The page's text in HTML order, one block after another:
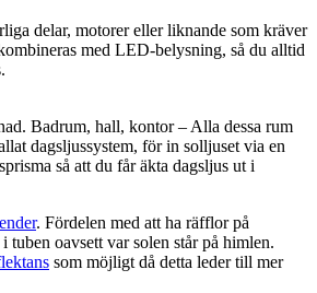
delar, motorer eller liknande som kräver
med LED-belysning, så du alltid
Badrum, hall, kontor – Alla dessa rum
dagsljussystem, för in solljuset via en
så att du får äkta dagsljus ut i
. Fördelen med att ha räfflor på
oavsett var solen står på himlen.
som möjligt då detta leder till mer